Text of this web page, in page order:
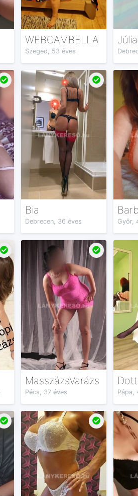
WEBCAMBELLA
Szeged, 53 éves
Júlia
Bia
Debrecen, 36 éves Győr,
MasszázsVarázs
Pécs, 37 éves Pápa,